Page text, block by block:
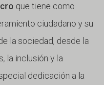
que tiene como
ciudadano y su
la sociedad, desde la
la inclusión y la
dedicación a la